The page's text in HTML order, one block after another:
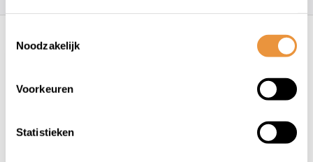
Noodzakelijk
Voorkeuren
Statistieken